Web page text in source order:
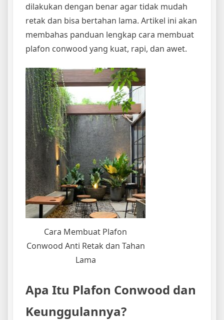
dilakukan dengan benar agar tidak mudah
retak dan bisa bertahan lama. Artikel ini akan
membahas panduan lengkap cara membuat
plafon conwood yang kuat, rapi, dan awet.
Cara Membuat Plafon
Conwood Anti Retak dan Tahan
Lama
Apa Itu Plafon Conwood dan
Keunggulannya?